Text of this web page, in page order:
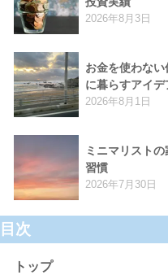
2026年8月3日
お金を使わな
に暮らすアイデ
2026年8月1日
ミニマリスト
習慣
2026年7月30日
目次
トップ